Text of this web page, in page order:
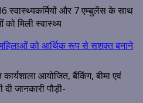
स्वास्थ्यकर्मियों और 7 एम्बुलेंस के साथ
मिली स्वास्थ्य
महिलाओं को आर्थिक रूप से सशक्त बनाने
आयोजित, बैंकिंग, बीमा एवं
जानकारी पौड़ी-